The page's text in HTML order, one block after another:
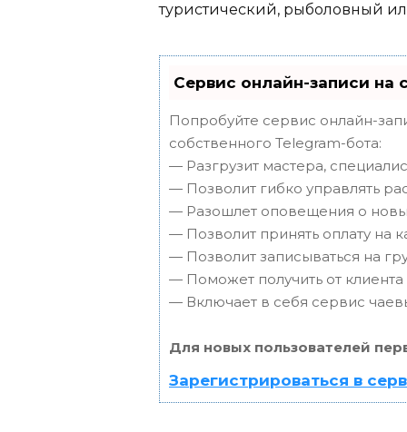
туристический, рыболовный
Сервис онлайн-записи на
Попробуйте сервис онлайн-
собственного Telegram-бота:
— Разгрузит мастера,
— Позволит гибко управлять
— Разошлет оповещения о
— Позволит принять оплату на
— Позволит записываться на
— Поможет получить от
— Включает в себя сервис
Для новых пользователей
Зарегистрироваться в